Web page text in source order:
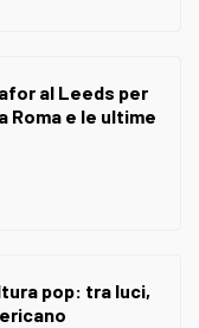
al Leeds per
Roma e le ultime
pop: tra luci,